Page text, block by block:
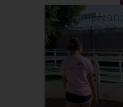
Madrid>Blog
sobre los